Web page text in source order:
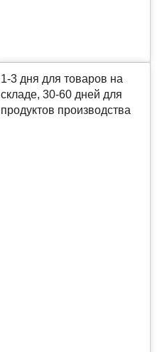
1-3 дня для товаров на
складе, 30-60 дней для
продуктов производства